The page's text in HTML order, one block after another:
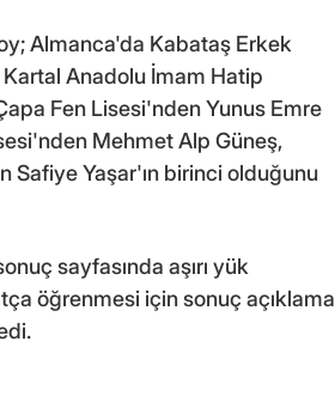
Almanca'da Kabataş Erkek
Kartal Anadolu İmam Hatip
Fen Lisesi'nden Yunus Emre
Mehmet Alp Güneş,
Safiye Yaşar'ın birinci olduğunu
sayfasında aşırı yük
öğrenmesi için sonuç açıklama